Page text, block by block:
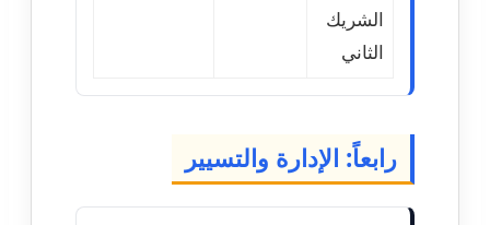
الشريك
الثاني
رابعاً: الإدارة والتسيير